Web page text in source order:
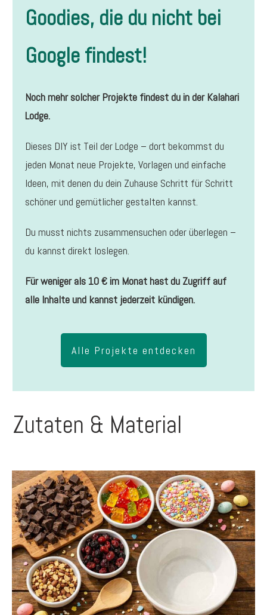
Goodies, die du nicht bei
Google findest!
Noch mehr solcher Projekte findest du in der Kalahari
Lodge.
Dieses DIY ist Teil der Lodge – dort bekommst du
jeden Monat neue Projekte, Vorlagen und einfache
Ideen, mit denen du dein Zuhause Schritt für Schritt
schöner und gemütlicher gestalten kannst.
Du musst nichts zusammensuchen oder überlegen –
du kannst direkt loslegen.
Für weniger als 10 € im Monat hast du Zugriff auf
alle Inhalte und kannst jederzeit kündigen.
Alle Projekte entdecken
Zutaten & Material